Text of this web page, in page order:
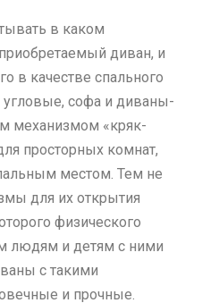
в каком
диван, и
в качестве спального
софа и диваны-
механизмом «кряк-
просторных комнат,
местом. Тем не
для их открытия
физического
людям и детям с ними
с такими
и прочные.